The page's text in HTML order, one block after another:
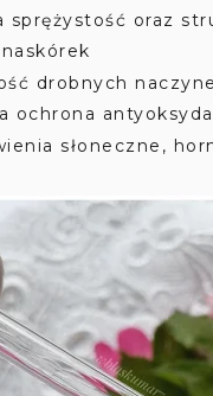
sprężystość oraz
drobnych
ochrona
słoneczne,